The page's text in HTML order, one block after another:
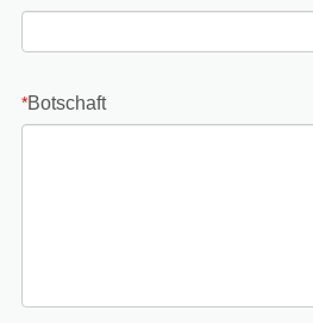
*Botschaft